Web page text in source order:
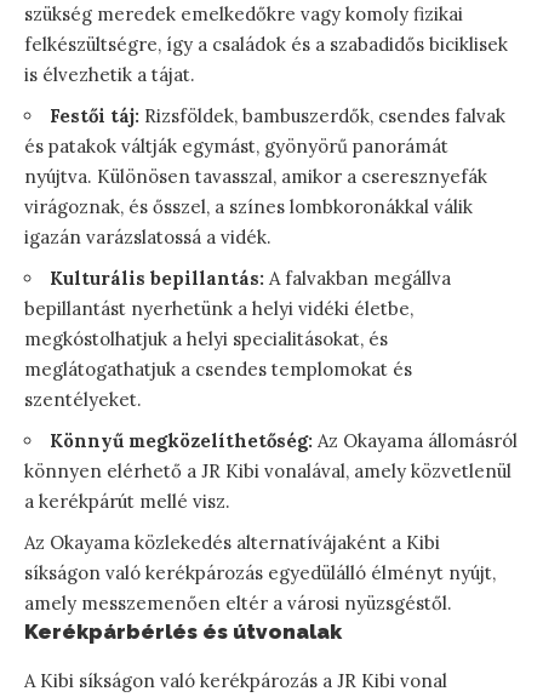
szükség meredek emelkedőkre vagy komoly fizikai
felkészültségre, így a családok és a szabadidős biciklisek
is élvezhetik a tájat.
Festői táj: Rizsföldek, bambuszerdők, csendes falvak
és patakok váltják egymást, gyönyörű panorámát
nyújtva. Különösen tavasszal, amikor a cseresznyefák
virágoznak, és ősszel, a színes lombkoronákkal válik
igazán varázslatossá a vidék.
Kulturális bepillantás: A falvakban megállva
bepillantást nyerhetünk a helyi vidéki életbe,
megkóstolhatjuk a helyi specialitásokat, és
meglátogathatjuk a csendes templomokat és
szentélyeket.
Könnyű megközelíthetőség: Az Okayama állomásról
könnyen elérhető a JR Kibi vonalával, amely közvetlenül
a kerékpárút mellé visz.
Az Okayama közlekedés alternatívájaként a Kibi
síkságon való kerékpározás egyedülálló élményt nyújt,
amely messzemenően eltér a városi nyüzsgéstől.
Kerékpárbérlés és útvonalak
A Kibi síkságon való kerékpározás a JR Kibi vonal